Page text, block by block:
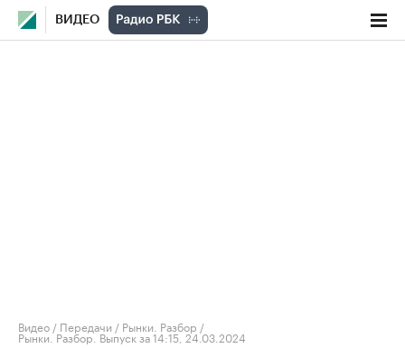
ВИДЕО
Видео / Передачи / Рынки. Разбор /
Рынки. Разбор. Выпуск за 14:15, 24.03.2024